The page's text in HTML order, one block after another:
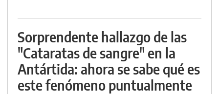
Sorprendente hallazgo de las
"Cataratas de sangre" en la
Antártida: ahora se sabe qué es
este fenómeno puntualmente